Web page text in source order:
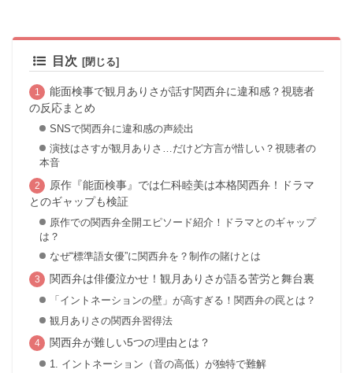
目次
能面検事で観月ありさが話す関西弁に違和感？視聴者
の反応まとめ
SNSで関西弁に違和感の声続出
演技はさすが観月ありさ…だけど方言が惜しい？視聴者の
本音
原作『能面検事』では仁科睦美は本格関西弁！ドラマ
とのギャップも検証
原作での関西弁全開エピソード紹介！ドラマとのギャップ
は？
なぜ“標準語女優”に関西弁を？制作の賭けとは
関西弁は俳優泣かせ！観月ありさが語る苦労と舞台裏
「イントネーションの壁」が高すぎる！関西弁の罠とは？
観月ありさの関西弁習得法
関西弁が難しい5つの理由とは？
1. イントネーション（音の高低）が独特で難解